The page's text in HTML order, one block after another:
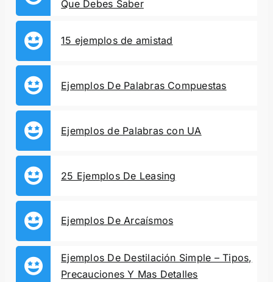
Que Debes Saber
15 ejemplos de amistad
Ejemplos De Palabras Compuestas
Ejemplos de Palabras con UA
25 Ejemplos De Leasing
Ejemplos De Arcaísmos
Ejemplos De Destilación Simple – Tipos,
Precauciones Y Mas Detalles